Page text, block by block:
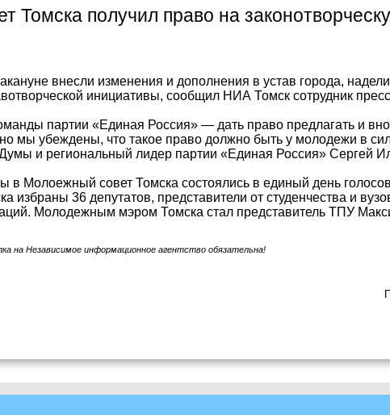
Томска получил право на
внесли изменения и дополнения в устав города,
инициативы, сообщил НИА Томск сотрудник
партии «Единая Россия» — дать право предлагать и
мы убеждены, что такое право должно быть у молодежи в
Думы и региональный лидер партии «Единая Россия» Сергей
Молоежный совет Томска состоялись в единый день
избраны 36 депутатов, представители от студенчества и
Молодежным мэром Томска стал представитель ТПУ
на Независимое информационное агентство обязательна!